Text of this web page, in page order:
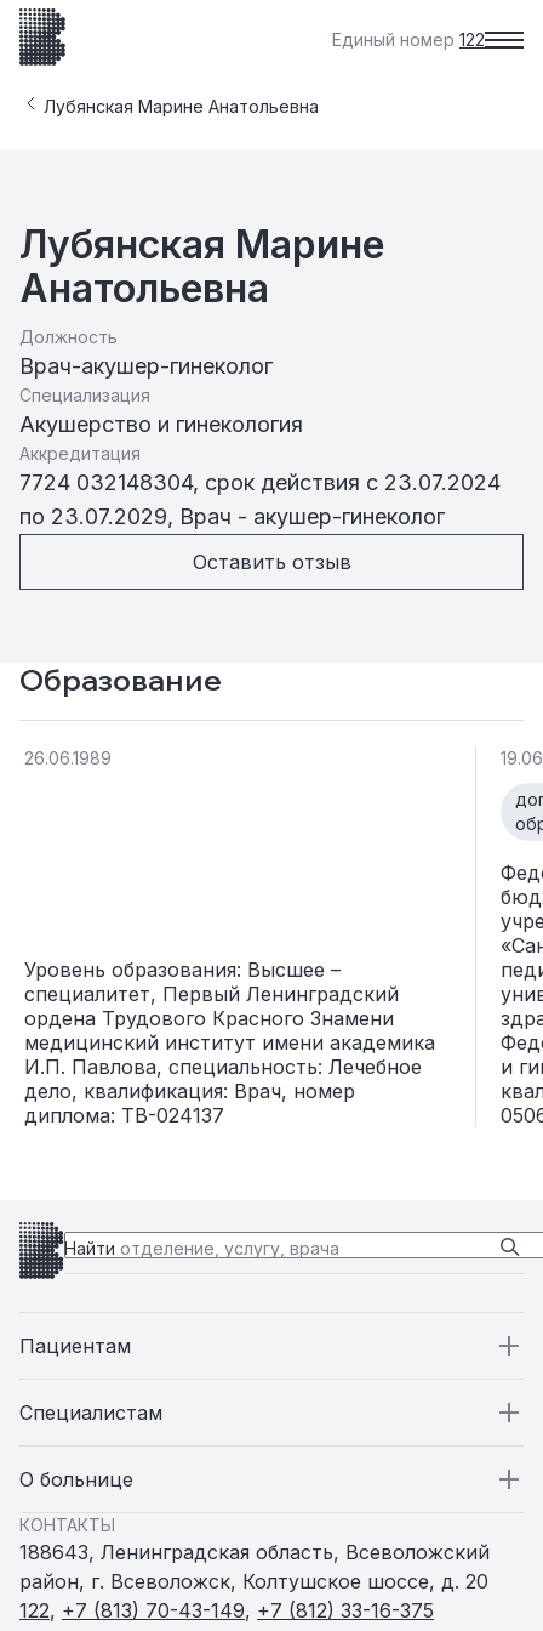
Единый номер 122
Лубянская Марине
Анатольевна
Должность
Врач-акушер-гинеколог
Специализация
Акушерство и гинекология
Аккредитация
7724 032148304, срок действия с 23.07.2024
по 23.07.2029, Врач - акушер-гинеколог
Оставить отзыв
Лубянская Марине Анатольевна
Образование
26.06.1989
Уровень образования: Высшее –
специалитет, Первый Ленинградский
ордена Трудового Красного Знамени
медицинский институт имени академика
И.П. Павлова, специальность: Лечебное
дело, квалификация: Врач, номер
диплома: ТВ-024137
и
Найти отделение, услугу, врача
Пациентам
Пациентам
Стационар
Амбулатории и ФАПы
Специалистам
Специалистам
Вакансии
Статьи
О больнице
О больнице
Пресс-служба
КОНТАКТЫ
188643, Ленинградская область, Всеволожский
район, г. Всеволожск, Колтушское шоссе, д. 20
122, +7 (813) 70-43-149, +7 (812) 33-16-375